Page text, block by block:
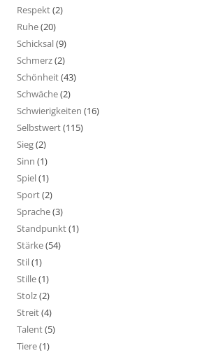
Respekt(2)
Ruhe(20)
Schicksal(9)
Schmerz(2)
Schönheit(43)
Schwäche(2)
Schwierigkeiten (16)
Selbstwert(115)
Sieg(2)
Sinn (1)
Spiel(1)
Sport(2)
Sprache(3)
Standpunkt(1)
Stärke(54)
Stil(1)
Stille(1)
Stolz(2)
Streit(4)
Talent(5)
Tiere(1)